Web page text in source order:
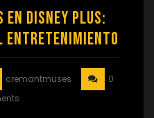
Disney Plus:
Entretenimiento
cremantmuses
0